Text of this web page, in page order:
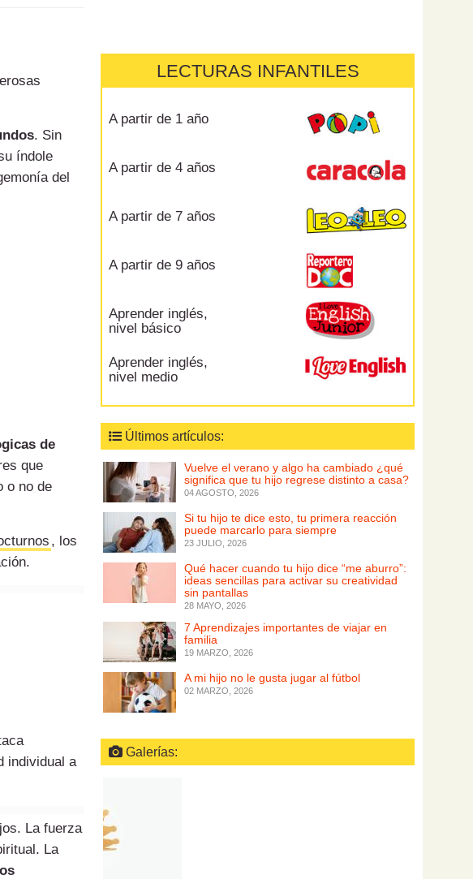
. Sin
índole
del
de
que
o no de
, los
individual a
La fuerza
La
LECTURAS INFANTILES
A partir de 1 año
A partir de 4 años
A partir de 7 años
A partir de 9 años
Aprender inglés,
nivel básico
Aprender inglés,
nivel medio
Últimos artículos:
Vuelve el verano y algo ha cambiado ¿qué
significa que tu hijo regrese distinto a casa?
04 AGOSTO, 2026
Si tu hijo te dice esto, tu primera reacción
puede marcarlo para siempre
23 JULIO, 2026
Qué hacer cuando tu hijo dice “me aburro”:
ideas sencillas para activar su creatividad
sin pantallas
28 MAYO, 2026
7 Aprendizajes importantes de viajar en
familia
19 MARZO, 2026
A mi hijo no le gusta jugar al fútbol
02 MARZO, 2026
Galerías: